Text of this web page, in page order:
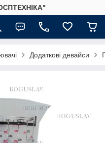
Додаткові девайси